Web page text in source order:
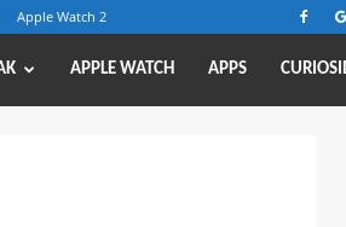
Apple Watch 2
APPLE WATCH APPS